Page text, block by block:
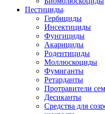
Пестициды
Гербициды
Инсектициды
Фунгициды
Акарициды
Родентициды
Моллюскоциды
Фумиганты
Ретарданты
Протравители
Десиканты
Средства для